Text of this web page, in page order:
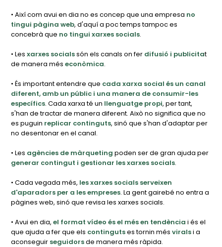
• Així com avui en dia no es concep que una empresa no
tingui pàgina web, d'aquí a poc temps tampoc es
concebrà que no tingui xarxes socials.
• Lesxarxes socialssón els canals on fer difusió i publicitat
de manera méseconòmica.
• És important entendre que cada xarxa social és un canal
diferent, amb un públic i una manera de consumir-les
específics. Cada xarxa té un llenguatge propi, per tant,
s'han de tractar de manera diferent. Això no significa que no
es puguin replicar continguts, sinó que s'han d'adaptar per
no desentonar en el canal.
• Les agències de màrqueting poden ser de gran ajuda per
generar contingut i gestionar les xarxes socials.
• Cada vegada més, les xarxes socials serveixen
d'aparadors per a les empreses. La gent gairebé no entra a
pàgines web, sinó que revisa les xarxes socials.
• Avui en dia,el format vídeo és el més en tendència i és el
que ajuda a fer que els contingutses tornin mésviralsi a
aconseguir seguidorsde manera més ràpida.